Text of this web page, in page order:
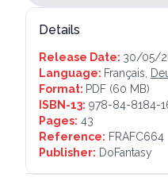
Details
Release Date: 30/05/
Language: Français,
Format: PDF (60 MB)
ISBN-13: 978-84-8184-
Pages: 43
Reference: FRAFC664
Publisher: DoFantasy